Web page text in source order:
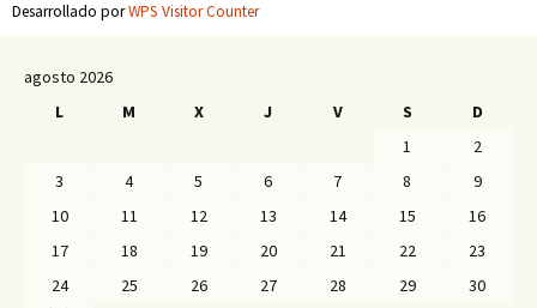
Desarrollado porWPS Visitor Counter
agosto 2026
L
M X J V S
D
1
2
3
4 5 6 7 8
9
10
11 12 13 14 15
16
17
18 19 20 21 22
23
24
25 26 27 28 29
30